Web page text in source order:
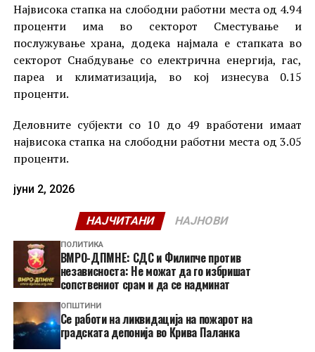
Највисока стапка на слободни работни места од 4.94
проценти има во секторот Сместување и
послужување храна, додека најмала е стапката во
секторот Снабдување со електрична енергија, гас,
пареа и климатизација, во кој изнесува 0.15
проценти.
Деловните субјекти со 10 до 49 вработени имаат
највисока стапка на слободни работни места од 3.05
проценти.
јуни 2, 2026
НАЈЧИТАНИ НАЈНОВИ
ПОЛИТИКА
ВМРО-ДПМНЕ: СДС и Филипче против
независноста: Не можат да го избришат
сопствениот срам и да се надминат
ОПШТИНИ
Се работи на ликвидација на пожарот на
градската депонија во Крива Паланка